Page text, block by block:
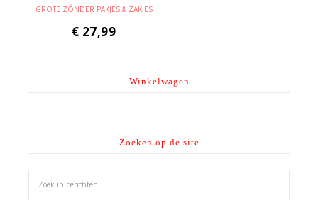
GROTE ZÓNDER PAKJES & ZAKJES
€ 27,99
Winkelwagen
Zoeken op de site